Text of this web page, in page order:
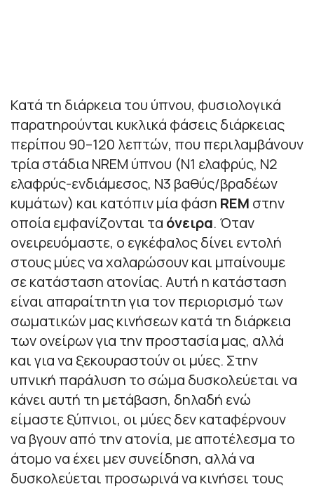
Κατά τη διάρκεια του ύπνου, φυσιολογικά
παρατηρούνται κυκλικά φάσεις διάρκειας
περίπου 90–120 λεπτών, που περιλαμβάνουν
τρία στάδια NREM ύπνου (N1 ελαφρύς, N2
ελαφρύς-ενδιάμεσος, N3 βαθύς/βραδέων
κυμάτων) και κατόπιν μία φάση REM στην
οποία εμφανίζονται τα όνειρα. Όταν
ονειρευόμαστε, ο εγκέφαλος δίνει εντολή
στους μύες να χαλαρώσουν και μπαίνουμε
σε κατάσταση ατονίας. Αυτή η κατάσταση
είναι απαραίτητη για τον περιορισμό των
σωματικών μας κινήσεων κατά τη διάρκεια
των ονείρων για την προστασία μας, αλλά
και για να ξεκουραστούν οι μύες. Στην
υπνική παράλυση το σώμα δυσκολεύεται να
κάνει αυτή τη μετάβαση, δηλαδή ενώ
είμαστε ξύπνιοι, οι μύες δεν καταφέρνουν
να βγουν από την ατονία, με αποτέλεσμα το
άτομο να έχει μεν συνείδηση, αλλά να
δυσκολεύεται προσωρινά να κινήσει τους